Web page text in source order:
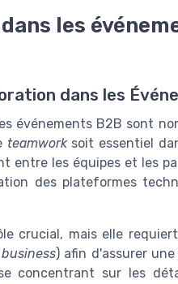
les
dans les
événements B2B sont
teamworksoit essentiel
entre les équipes et les
des plateformes
crucial, mais elle
business) afin d'assurer
concentrant sur les